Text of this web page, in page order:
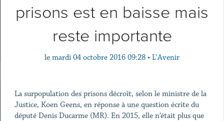
prisons est en baisse mais
reste importante
le mardi 04 octobre 2016 09:28 • L'Avenir
La surpopulation des prisons décroît, selon le ministre de la
Justice, Koen Geens, en réponse à une question écrite du
député Denis Ducarme (MR). En 2015, elle n’était plus que